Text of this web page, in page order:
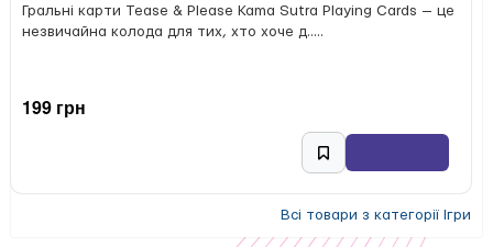
Гральні карти Tease & Please Kama Sutra Playing Cards — це
незвичайна колода для тих, хто хоче д.....
199 грн
Всі товари з категорії Ігри